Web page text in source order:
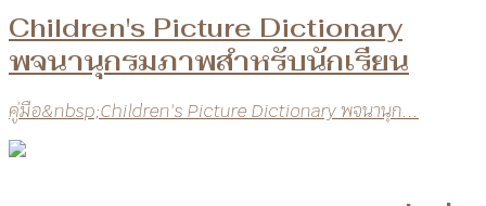
Children's Picture Dictionary
พจนานุกรมภาพสำหรับนักเรียน
คู่มือ&nbsp;Children's Picture Dictionary พจนานุก...